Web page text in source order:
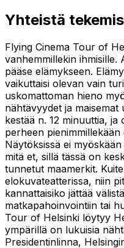
Yhteistä
Flying Cinema Tour of
vanhemmillekin ihmisille.
pääse elämykseen.
vaikuttaisi olevan vain
uskomattoman hieno
nähtävyydet ja
kestää n. 12 minuuttia,
perheen
Näytöksissä ei
mitä et, sillä tässä on
tunnetut maamerkit.
elokuvateatterissa, niin
kannattaisiko jättää
matkapahoinvointiin tai
Tour of Helsinki löytyy
ympärillä on lukuisia
Presidentinlinna,